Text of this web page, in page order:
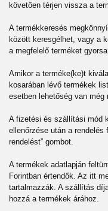
követően térjen vissza a
A termékkeresés
között keresgélhet, vagy a
a megfelelő terméket
Amikor a terméke(ke)t
kosarában lévő termékek
esetben lehetőség van
A fizetési és szállítási mód
ellenőrzése után a rendelés
rendelést” gombot.
A termékek adatlapján
Forintban értendők. Az itt
tartalmazzák. A szállítás
hozzá a termékek árához.